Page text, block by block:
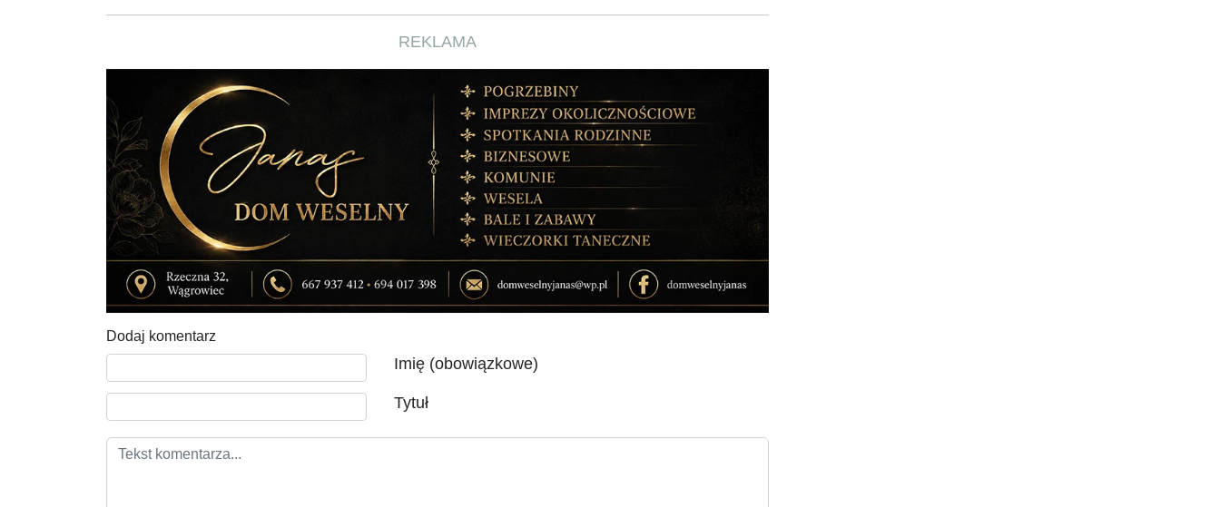
REKLAMA
Dodaj komentarz
Imię (obowiązkowe)
Tytuł
Tekst komentarza